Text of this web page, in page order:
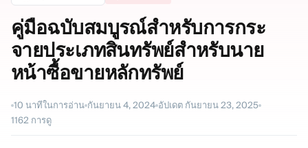
คู่มือฉบับสมบูรณ์สำหรับการกระ
จายประเภทสินทรัพย์สำหรับนาย
หน้าซื้อขายหลักทรัพย์
10 นาทีในการอ่าน กันยายน 4, 2024 อัปเดต กันยายน 23, 2025
1162 การดู
โซลูชันครบวงจร
ฟอเร็กซ์ / CFD
ตัวเลือกไบนารี
ตลาดหลักทรัพย์และการ
ชำระบัญชี